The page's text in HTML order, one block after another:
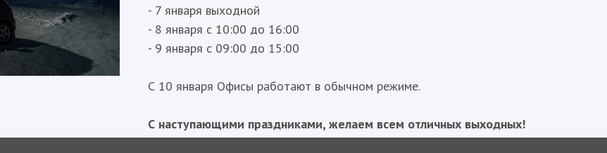
- 7 января выходной
- 8 января с 10:00 до 16:00
- 9 января с 09:00 до 15:00
С 10 января Офисы работают в обычном режиме.
С наступающими праздниками, желаем всем отличных выходных!